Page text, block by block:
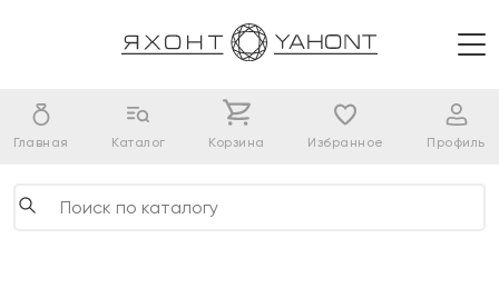
Главная Каталог Корзина Избранное Профиль